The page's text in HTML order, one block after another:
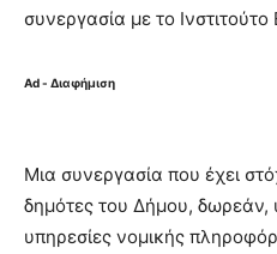
συνεργασία με το
Ad - Διαφήμιση
Μια συνεργασία που έχει
δημότες του Δήμου, δωρεάν,
υπηρεσίες νομικής